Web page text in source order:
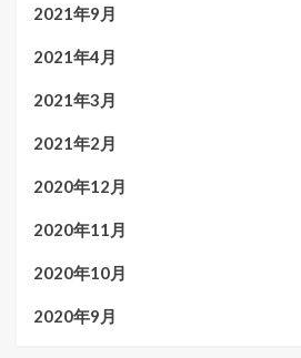
2021年9月
2021年4月
2021年3月
2021年2月
2020年12月
2020年11月
2020年10月
2020年9月